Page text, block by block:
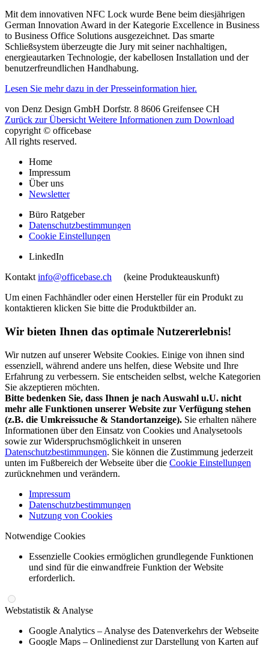
Mit dem innovativen NFC Lock wurde Bene beim diesjährigen
German Innovation Award in der Kategorie Excellence in Business
to Business Office Solutions ausgezeichnet. Das smarte
Schließsystem überzeugte die Jury mit seiner nachhaltigen,
energieautarken Technologie, der kabellosen Installation und der
benutzerfreundlichen Handhabung.
Lesen Sie mehr dazu in der Presseinformation hier.
von Denz Design GmbH Dorfstr. 8 8606 Greifensee CH
Zurück zur Übersicht Weitere Informationen zum Download
copyright © officebase
All rights reserved.
Home
Impressum
Über uns
Newsletter
Büro Ratgeber
Datenschutzbestimmungen
Cookie Einstellungen
LinkedIn
Kontakt info@officebase.ch
(keine Produkteauskunft)
Um einen Fachhändler oder einen Hersteller für ein Produkt zu
kontaktieren klicken Sie bitte die Produktbilder an.
Wir bieten Ihnen das optimale Nutzererlebnis!
Wir nutzen auf unserer Website Cookies. Einige von ihnen sind
essenziell, während andere uns helfen, diese Website und Ihre
Erfahrung zu verbessern. Sie entscheiden selbst, welche Kategorien
Sie akzeptieren möchten.
Bitte bedenken Sie, dass Ihnen je nach Auswahl u.U. nicht
mehr alle Funktionen unserer Website zur Verfügung stehen
(z.B. die Umkreissuche & Standortanzeige). Sie erhalten nähere
Informationen über den Einsatz von Cookies und Analysetools
sowie zur Widerspruchsmöglichkeit in unseren
Datenschutzbestimmungen. Sie können die Zustimmung jederzeit
unten im Fußbereich der Webseite über die Cookie Einstellungen
zurücknehmen und verändern.
Impressum
Datenschutzbestimmungen
Nutzung von Cookies
Notwendige Cookies
Essenzielle Cookies ermöglichen grundlegende Funktionen
und sind für die einwandfreie Funktion der Website
erforderlich.
Webstatistik & Analyse
Google Analytics – Analyse des Datenverkehrs der Webseite
Google Maps – Onlinedienst zur Darstellung von Karten auf